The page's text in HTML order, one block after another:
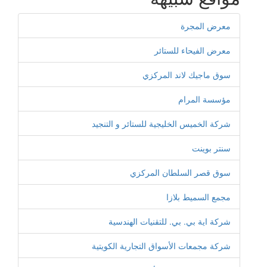
معرض المجرة
معرض الفيحاء للستائر
سوق ماجيك لاند المركزي
مؤسسة المرام
شركة الخميس الخليجية للستائر و التنجيد
سنتر بوينت
سوق قصر السلطان المركزي
مجمع السميط بلازا
شركة اية بي. بي. للتقنيات الهندسية
شركة مجمعات الأسواق التجارية الكويتية